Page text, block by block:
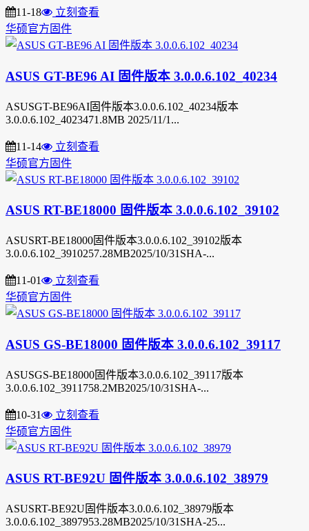
11-18
立刻查看
华硕官方固件
ASUS GT-BE96 AI 固件版本 3.0.0.6.102_40234
ASUSGT-BE96AI固件版本3.0.0.6.102_40234版本
3.0.0.6.102_4023471.8MB 2025/11/1...
11-14
立刻查看
华硕官方固件
ASUS RT-BE18000 固件版本 3.0.0.6.102_39102
ASUSRT-BE18000固件版本3.0.0.6.102_39102版本
3.0.0.6.102_3910257.28MB2025/10/31SHA-...
11-01
立刻查看
华硕官方固件
ASUS GS-BE18000 固件版本 3.0.0.6.102_39117
ASUSGS-BE18000固件版本3.0.0.6.102_39117版本
3.0.0.6.102_3911758.2MB2025/10/31SHA-...
10-31
立刻查看
华硕官方固件
ASUS RT-BE92U 固件版本 3.0.0.6.102_38979
ASUSRT-BE92U固件版本3.0.0.6.102_38979版本
3.0.0.6.102_3897953.28MB2025/10/31SHA-25...